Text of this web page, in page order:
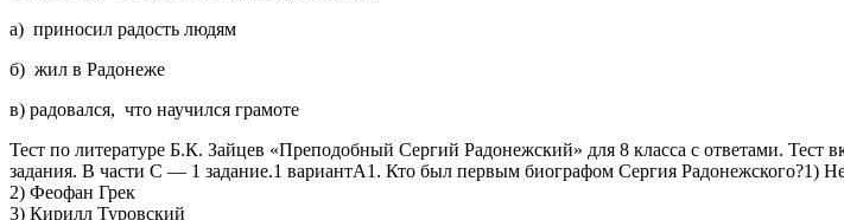
а) приносил радость людям
б) жил в Радонеже
в) радовался, что научился грамоте
Тест по литературе Б.К. Зайцев «Преподобный Сергий Радонежский» для 8 класса с ответами.
задания. В части С — 1 задание.1 вариантА1. Кто был первым биографом Сергия Радонежского?1)
2) Феофан Грек
3) Кирилл Туровский